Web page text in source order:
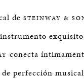
de STEINWAY &
conecta
perfección